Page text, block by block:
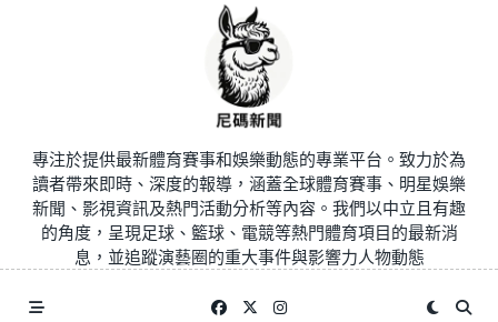
專注於提供最新體育賽事和娛樂動態的專業平台。致力於為
讀者帶來即時、深度的報導，涵蓋全球體育賽事、明星娛樂
新聞、影視資訊及熱門活動分析等內容。我們以中立且有趣
的角度，呈現足球、籃球、電競等熱門體育項目的最新消
息，並追蹤演藝圈的重大事件與影響力人物動態